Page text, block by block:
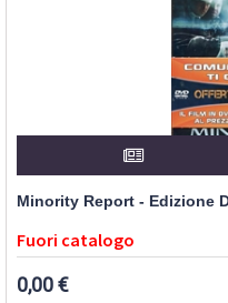
Minority Report - Edizione
Fuori catalogo
0,00 €